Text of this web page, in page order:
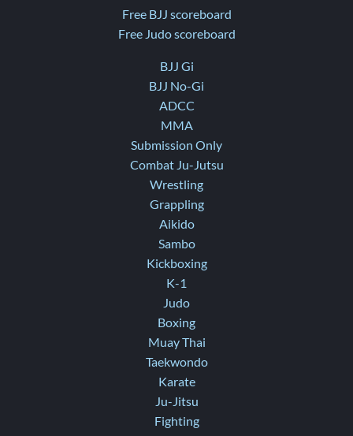
Free BJJ scoreboard
Free Judo scoreboard
BJJ Gi
BJJ No-Gi
ADCC
MMA
Submission Only
Combat Ju-Jutsu
Wrestling
Grappling
Aikido
Sambo
Kickboxing
K-1
Judo
Boxing
Muay Thai
Taekwondo
Karate
Ju-Jitsu
Fighting